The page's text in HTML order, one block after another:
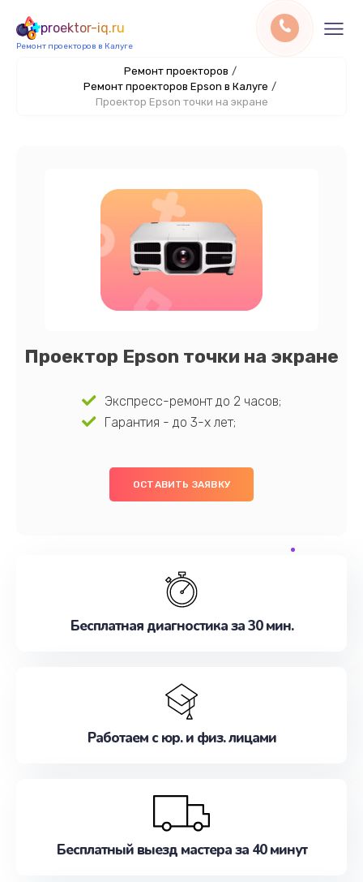
proektor-iq.ru
Ремонт проекторов в Калуге
Ремонт проекторов /
Ремонт проекторов Epson в Калуге /
Проектор Epson точки на экране
Проектор Epson точки на экране
Экспресс-ремонт до 2 часов;
Гарантия - до 3-х лет;
ОСТАВИТЬ ЗАЯВКУ
Бесплатная диагностика за 30 мин.
Работаем с юр. и физ. лицами
Бесплатный выезд мастера за 40 минут